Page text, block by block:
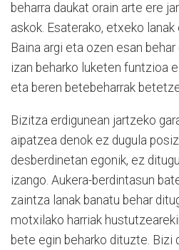
beharra daukat orain arte ere
askok. Esaterako, etxeko
Baina argi eta ozen esan
izan beharko luketen funtzioa
eta beren betebeharrak
Bizitza erdigunean jartzeko
aipatzea denok ez dugula
desberdinetan egonik, ez
izango. Aukera-berdintasun
zaintza lanak banatu behar
motxilako harriak
bete egin beharko dituzte. Bizi